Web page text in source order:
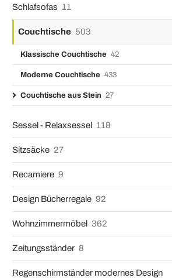
Schlafsofas 11
Couchtische 503
Klassische Couchtische 42
Moderne Couchtische 433
Couchtische aus Stein 27
Sessel - Relaxsessel 118
Sitzsäcke 27
Recamiere 9
Design Bücherregale 92
Wohnzimmermöbel 362
Zeitungsständer 8
Regenschirmständer modernes Design